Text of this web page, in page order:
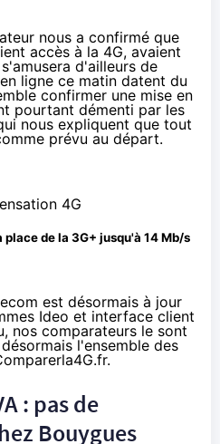
nous a confirmé que
accès à la 4G, avaient
d'ailleurs de
ligne ce matin datent du
confirmer une mise en
pourtant démenti par les
nous expliquent que tout
prévu au départ.
place de la 3G+ jusqu'à 14 Mb/s
est désormais à jour
Ideo et interface client
nos comparateurs le sont
l'ensemble des
.
: pas de
Bouygues